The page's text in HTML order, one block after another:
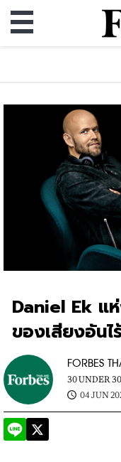
Daniel Ek แ
ของเสียงอัน
FORBES
30 UNDER
04 JUN